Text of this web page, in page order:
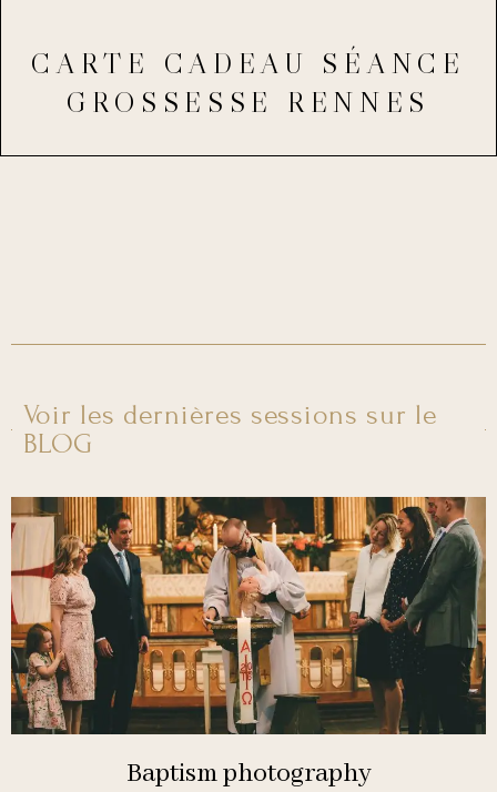
CARTE CADEAU SÉANCE
GROSSESSE RENNES
Voir les dernières sessions sur le
BLOG
Baptism photography